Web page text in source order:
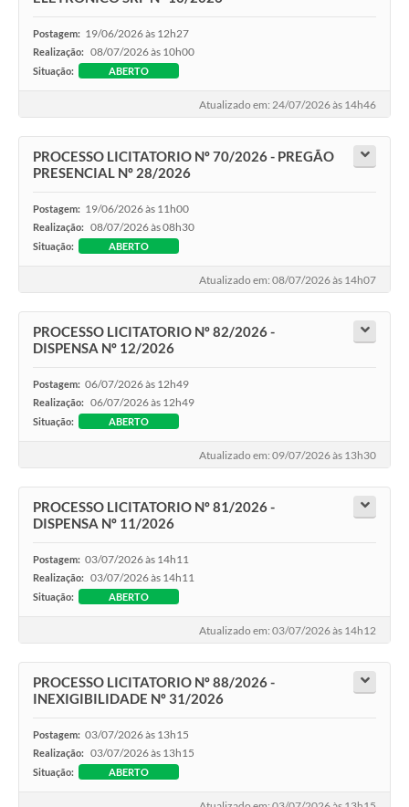
Postagem: 19/06/2026 às 12h27
Realização: 08/07/2026 às 10h00
Situação: ABERTO
Atualizado em: 24/07/2026 às 14h46
PROCESSO LICITATORIO Nº 70/2026 - PREGÃO
PRESENCIAL Nº 28/2026
Postagem: 19/06/2026 às 11h00
Realização: 08/07/2026 às 08h30
Situação: ABERTO
Atualizado em: 08/07/2026 às 14h07
PROCESSO LICITATORIO Nº 82/2026 -
DISPENSA Nº 12/2026
Postagem: 06/07/2026 às 12h49
Realização: 06/07/2026 às 12h49
Situação: ABERTO
Atualizado em: 09/07/2026 às 13h30
PROCESSO LICITATORIO Nº 81/2026 -
DISPENSA Nº 11/2026
Postagem: 03/07/2026 às 14h11
Realização: 03/07/2026 às 14h11
Situação: ABERTO
Atualizado em: 03/07/2026 às 14h12
PROCESSO LICITATORIO Nº 88/2026 -
INEXIGIBILIDADE Nº 31/2026
Postagem: 03/07/2026 às 13h15
Realização: 03/07/2026 às 13h15
Situação: ABERTO